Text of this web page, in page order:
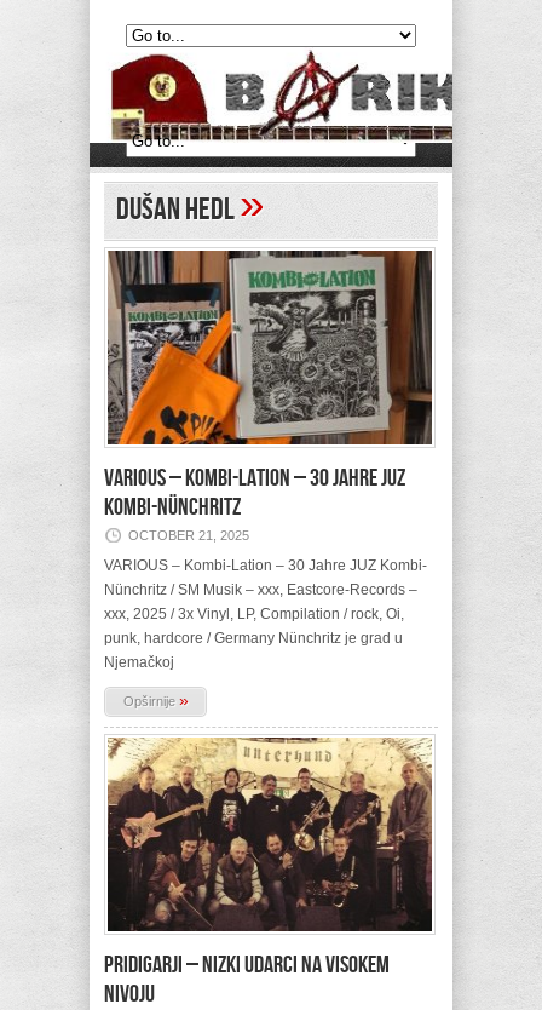
Dušan Hedl»
VARIOUS – Kombi-Lation – 30 Jahre JUZ
Kombi-Nünchritz
OCTOBER 21, 2025
VARIOUS – Kombi-Lation – 30 Jahre JUZ Kombi-
Nünchritz / SM Musik – xxx, Eastcore-Records –
xxx, 2025 / 3x Vinyl, LP, Compilation / rock, Oi,
punk, hardcore / Germany Nünchritz je grad u
Njemačkoj
Opširnije »
PRIDIGARJI – Nizki udarci na visokem
nivoju